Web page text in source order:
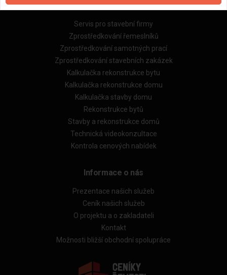
Naše služby
Servis pro stavební firmy
Zprostředkování řemeslníků
Zprostředkování samotných prací
Zprostředkování stavebních zakázek
Kalkulačka rekonstrukce bytu
Kalkulačka rekonstrukce domu
Kalkulačka stavby domu
Rekonstrukce bytů
Stavby a rekonstrukce domů
Technická videokonzultace
Kontrola cenových nabídek
Informace o nás
Prezentace našich služeb
Ceník našich služeb
O projektu a o zakladateli
Kontakt
Možnosti bližší obchodní spolupráce